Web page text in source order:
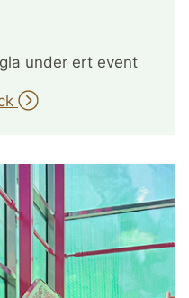
under ert event